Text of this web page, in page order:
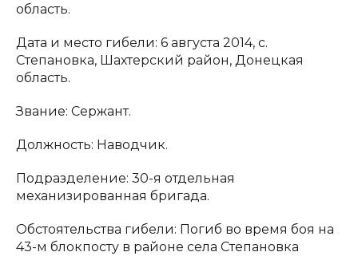
область.
Дата и место гибели: 6 августа 2014, с.
Степановка, Шахтерский район, Донецкая
область.
Звание: Сержант.
Должность: Наводчик.
Подразделение: 30-я отдельная
механизированная бригада.
Обстоятельства гибели: Погиб во время боя на
43-м блокпосту в районе села Степановка